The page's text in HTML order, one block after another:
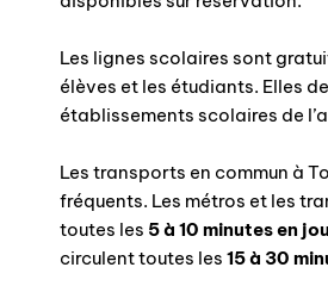
Les lignes scolaires sont
élèves et les étudiants. Elles
établissements scolaires de
Les transports en commun à
fréquents. Les métros et les
toutes les 5 à 10 minutes en
circulent toutes les 15 à 30